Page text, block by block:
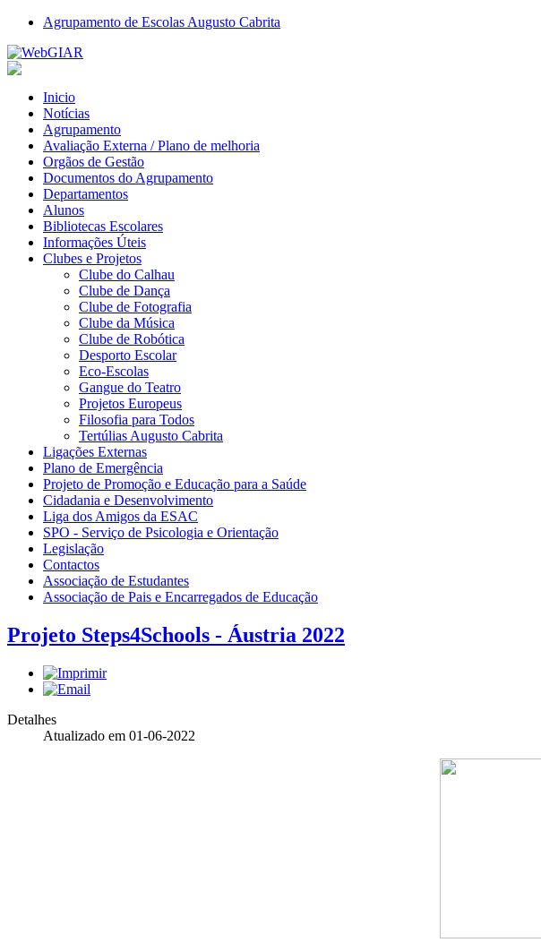
Agrupamento de Escolas Augusto Cabrita
Inicio
Notícias
Agrupamento
Avaliação Externa / Plano de melhoria
Orgãos de Gestão
Documentos do Agrupamento
Departamentos
Alunos
Bibliotecas Escolares
Informações Úteis
Clubes e Projetos
Clube do Calhau
Clube de Dança
Clube de Fotografia
Clube da Música
Clube de Robótica
Desporto Escolar
Eco-Escolas
Gangue do Teatro
Projetos Europeus
Filosofia para Todos
Tertúlias Augusto Cabrita
Ligações Externas
Plano de Emergência
Projeto de Promoção e Educação para a Saúde
Cidadania e Desenvolvimento
Liga dos Amigos da ESAC
SPO - Serviço de Psicologia e Orientação
Legislação
Contactos
Associação de Estudantes
Associação de Pais e Encarregados de Educação
Projeto Steps4Schools - Áustria 2022
Detalhes
Atualizado em 01-06-2022